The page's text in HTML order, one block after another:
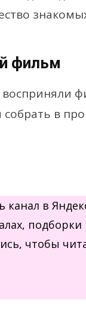
фильм
в
канал в
чтобы